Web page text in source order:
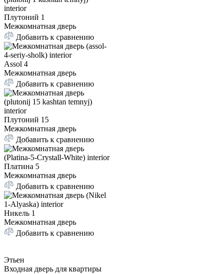
Плутоний 1
Межкомнатная дверь
Добавить к сравнению
Assol 4
Межкомнатная дверь
Добавить к сравнению
Плутоний 15
Межкомнатная дверь
Добавить к сравнению
Платина 5
Межкомнатная дверь
Добавить к сравнению
Никель 1
Межкомнатная дверь
Добавить к сравнению
Этьен
Входная дверь для квартиры